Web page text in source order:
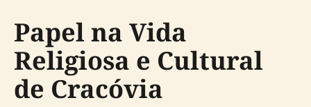
Papel na Vida
Religiosa e Cultural
de Cracóvia